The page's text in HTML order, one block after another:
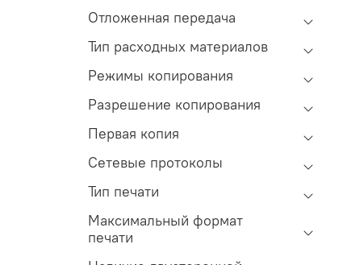
Отложенная передача
Тип расходных материалов
Режимы копирования
Разрешение копирования
Первая копия
Сетевые протоколы
Тип печати
Максимальный формат
печати